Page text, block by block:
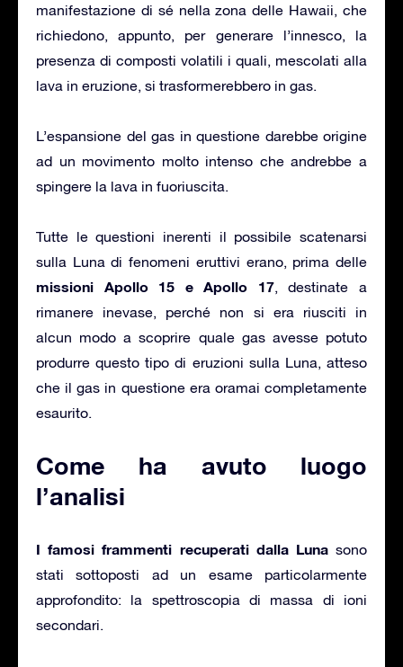
manifestazione di sé nella zona delle Hawaii, che
richiedono, appunto, per generare l’innesco, la
presenza di composti volatili i quali, mescolati alla
lava in eruzione, si trasformerebbero in gas.
L’espansione del gas in questione darebbe origine
ad un movimento molto intenso che andrebbe a
spingere la lava in fuoriuscita.
Tutte le questioni inerenti il possibile scatenarsi
sulla Luna di fenomeni eruttivi erano, prima delle
missioni Apollo 15 e Apollo 17, destinate a
rimanere inevase, perché non si era riusciti in
alcun modo a scoprire quale gas avesse potuto
produrre questo tipo di eruzioni sulla Luna, atteso
che il gas in questione era oramai completamente
esaurito.
Come ha avuto luogo
l’analisi
I famosi frammenti recuperati dalla Lunasono
stati sottoposti ad un esame particolarmente
approfondito: la spettroscopia di massa di ioni
secondari.